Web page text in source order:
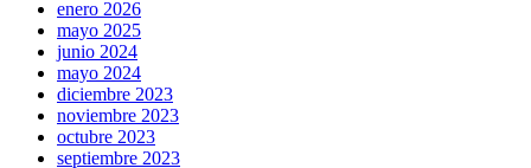
enero 2026
mayo 2025
junio 2024
mayo 2024
diciembre 2023
noviembre 2023
octubre 2023
septiembre 2023